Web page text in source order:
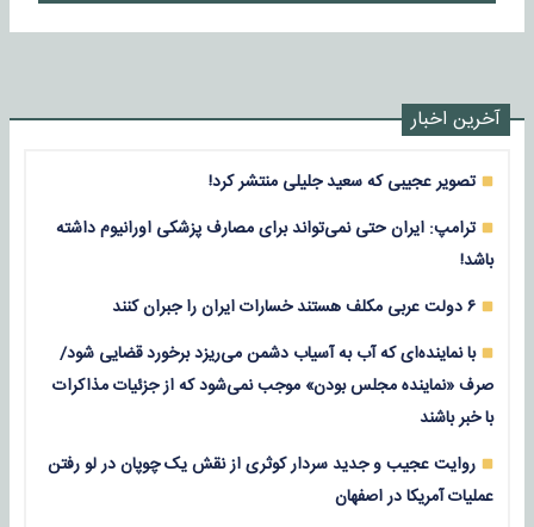
آخرین اخبار
تصویر عجیبی که سعید جلیلی منتشر کرد!
ترامپ: ایران حتی نمی‌تواند برای مصارف پزشکی اورانیوم داشته
باشد!
۶ دولت عربی مکلف هستند خسارات ایران را جبران کنند
با نماینده‌ای که آب به آسیاب دشمن می‌ریزد برخورد قضایی شود/
صرف «نماینده مجلس بودن» موجب نمی‌شود که از جزئیات مذاکرات
با خبر باشند
روایت عجیب و جدید سردار کوثری از نقش یک چوپان در لو رفتن
عملیات آمریکا در اصفهان